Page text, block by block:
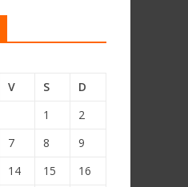
V S
D
1
2
7 8
9
14 15
16